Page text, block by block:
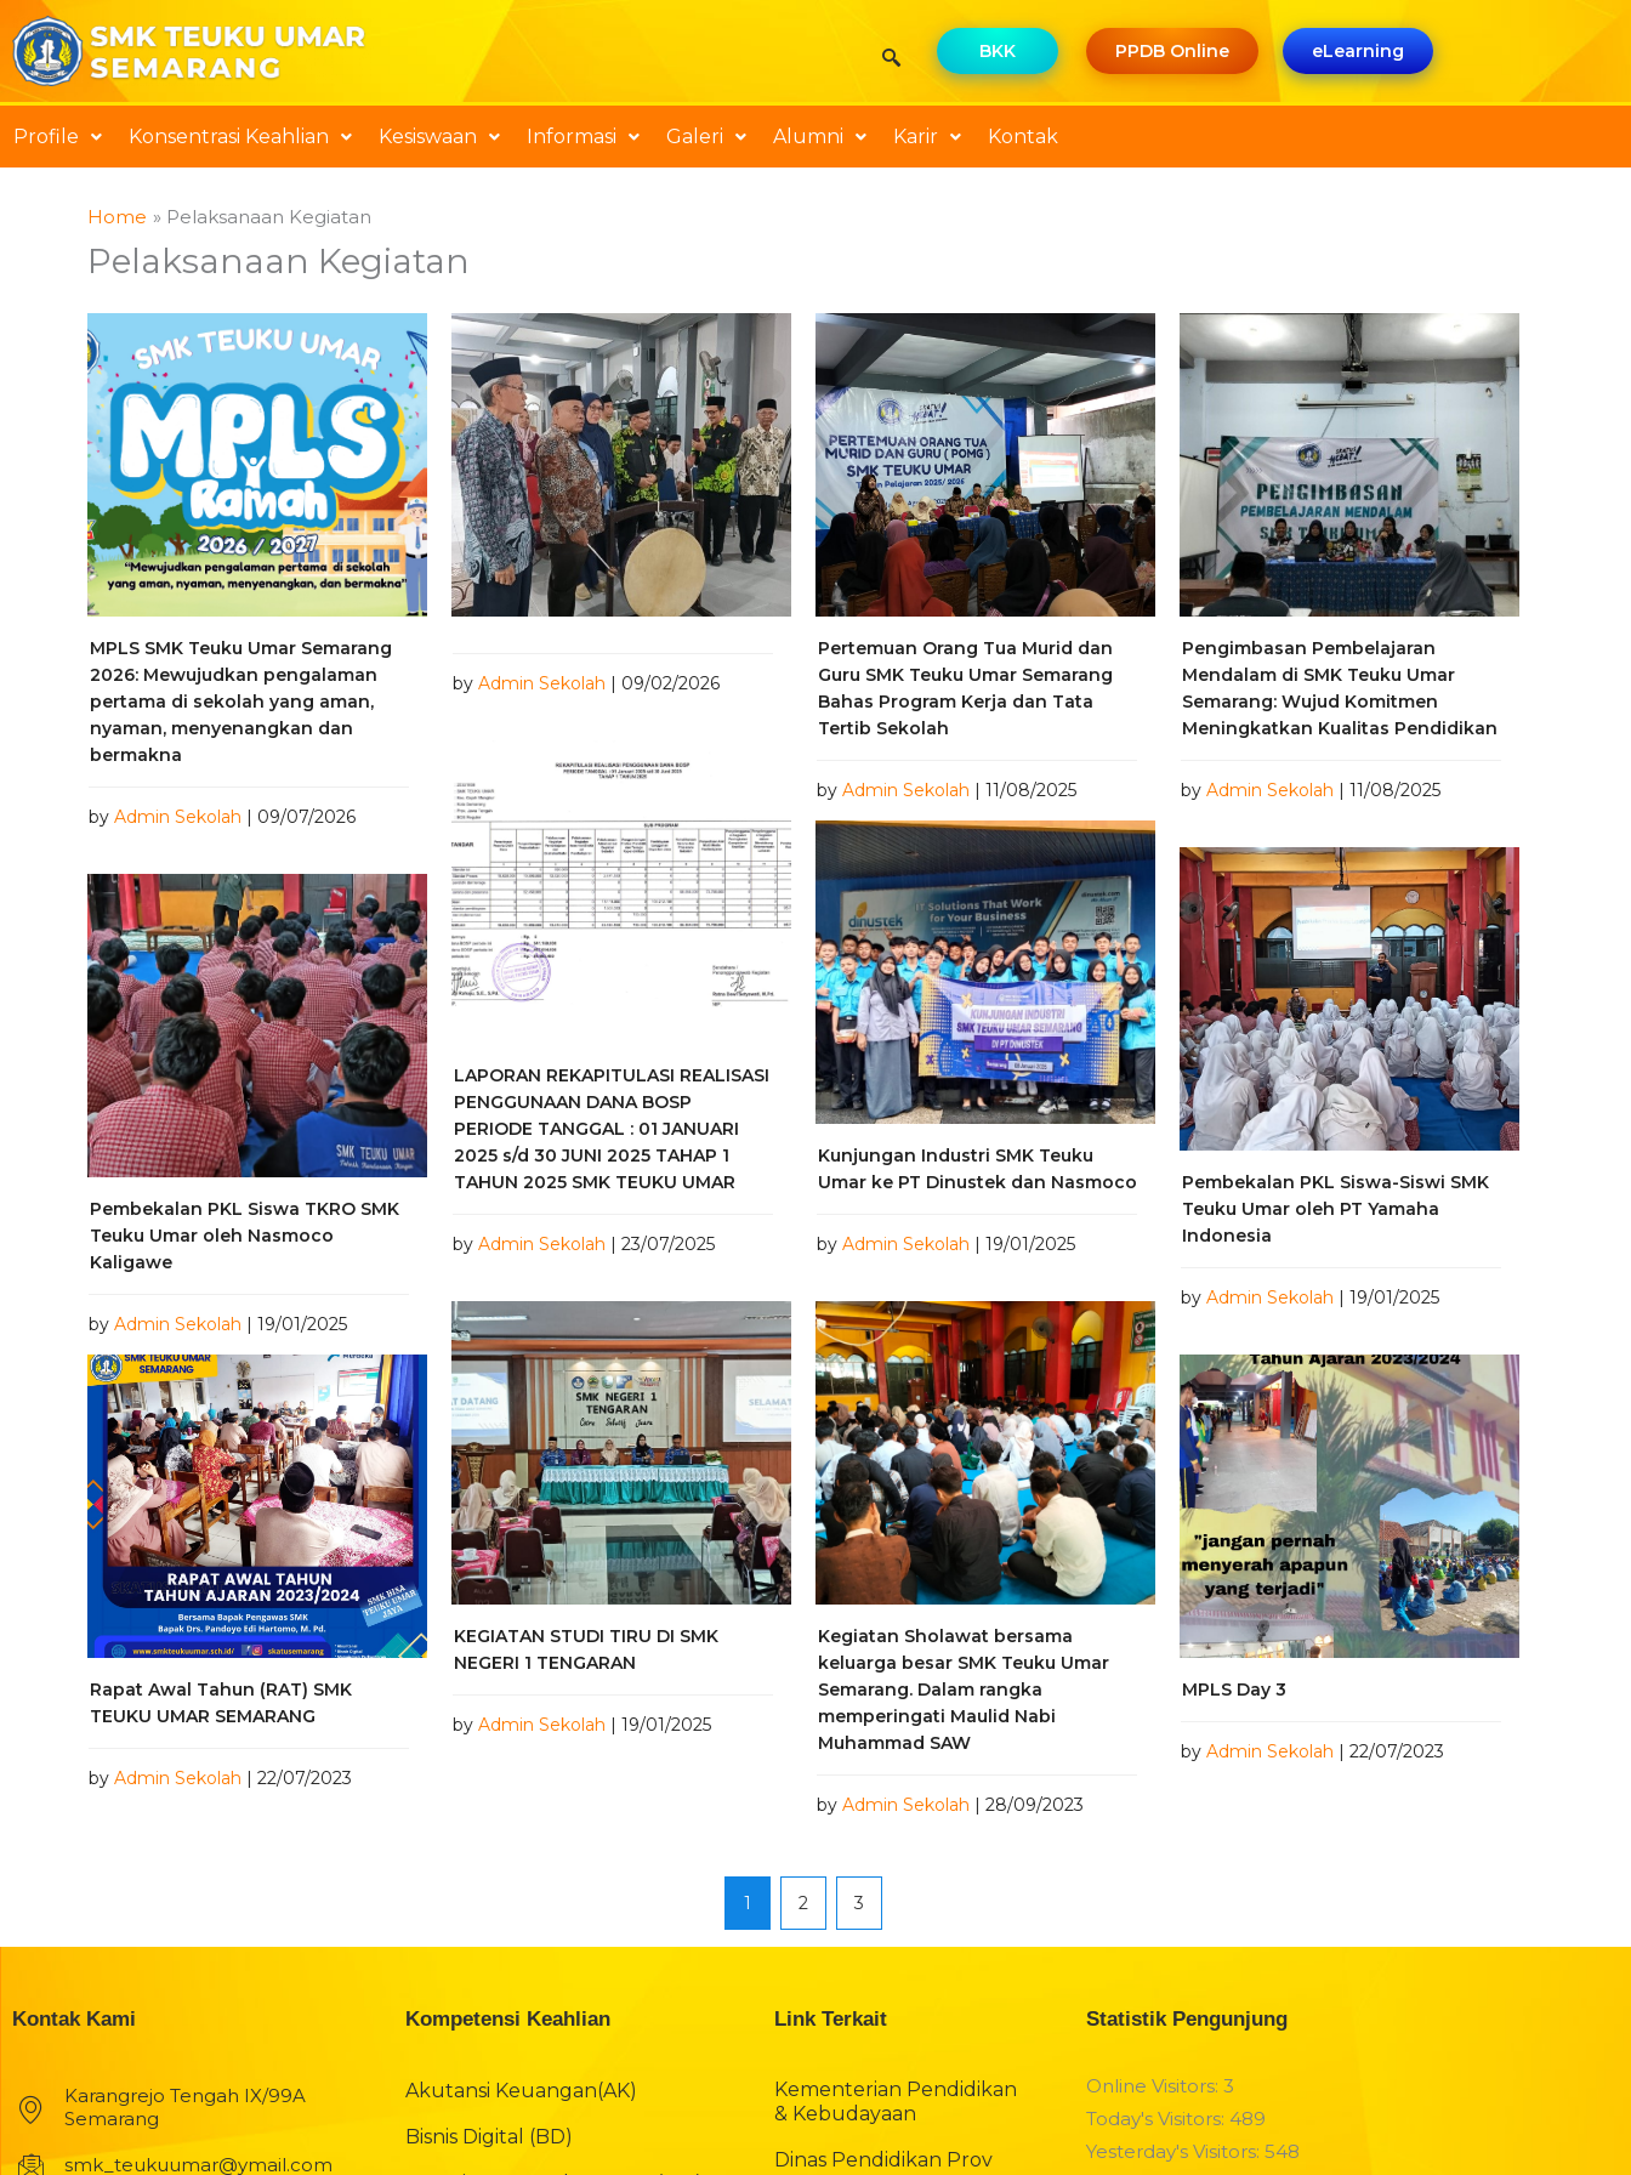
Skip
to
content
BKK PPDB Online eLearning
Profile Konsentrasi Keahlian Kesiswaan Informasi Galeri Alumni Karir Kontak
Home Pelaksanaan Kegiatan
Pelaksanaan Kegiatan
MPLS SMK Teuku Umar Semarang
2026: Mewujudkan pengalaman
pertama di sekolah yang aman,
nyaman, menyenangkan dan
bermakna
by Admin Sekolah | 09/07/2026
by Admin Sekolah | 09/02/2026
Pertemuan Orang Tua Murid dan
Guru SMK Teuku Umar Semarang
Bahas Program Kerja dan Tata
Tertib Sekolah
by Admin Sekolah | 11/08/2025
Pengimbasan Pembelajaran
Mendalam di SMK Teuku Umar
Semarang: Wujud Komitmen
Meningkatkan Kualitas Pendidikan
by Admin Sekolah | 11/08/2025
LAPORAN REKAPITULASI REALISASI
PENGGUNAAN DANA BOSP
PERIODE TANGGAL : 01 JANUARI
2025 s/d 30 JUNI 2025 TAHAP 1
TAHUN 2025 SMK TEUKU UMAR
by Admin Sekolah | 23/07/2025
Kunjungan Industri SMK Teuku
Umar ke PT Dinustek dan Nasmoco
by Admin Sekolah | 19/01/2025
Pembekalan PKL Siswa-Siswi SMK
Teuku Umar oleh PT Yamaha
Indonesia
by Admin Sekolah | 19/01/2025
Pembekalan PKL Siswa TKRO SMK
Teuku Umar oleh Nasmoco
Kaligawe
by Admin Sekolah | 19/01/2025
KEGIATAN STUDI TIRU DI SMK
NEGERI 1 TENGARAN
by Admin Sekolah | 19/01/2025
Kegiatan Sholawat bersama
keluarga besar SMK Teuku Umar
Semarang. Dalam rangka
memperingati Maulid Nabi
Muhammad SAW
by Admin Sekolah | 28/09/2023
Rapat Awal Tahun (RAT) SMK
TEUKU UMAR SEMARANG
by Admin Sekolah | 22/07/2023
MPLS Day 3
by Admin Sekolah | 22/07/2023
1 2 3
Kontak Kami
Karangrejo Tengah IX/99A
Semarang
smk_teukuumar@ymail.com
Kompetensi Keahlian
Akutansi Keuangan(AK)
Bisnis Digital (BD)
Link Terkait
Kementerian Pendidikan
& Kebudayaan
Dinas Pendidikan Prov
Statistik Pengunjung
Online Visitors:3
Today's Visitors: 489
Yesterday's Visitors:548